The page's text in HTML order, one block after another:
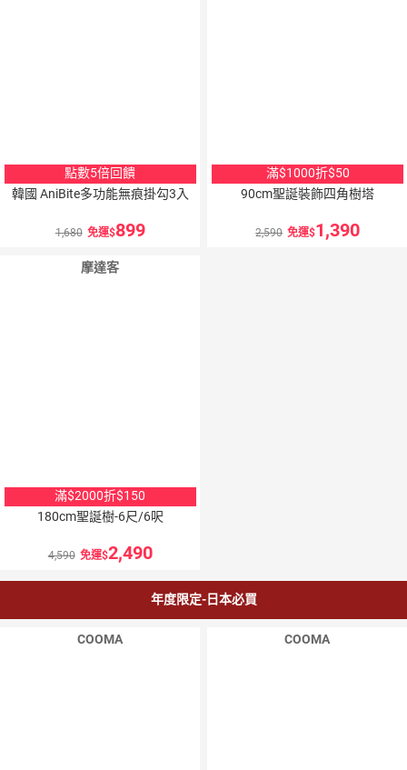
點數5倍回饋
韓國 AniBite多功能無痕掛勾3入
1,680 免運 899
滿$1000折$50
90cm聖誕裝飾四角樹塔
2,590 免運 1,390
摩達客
滿$2000折$150
180cm聖誕樹-6尺/6呎
4,590 免運 2,490
年度限定-日本必買
COOMA COOMA